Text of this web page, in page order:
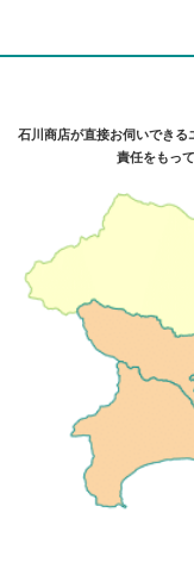
石川商店が直接お伺いできる
責任をもっ